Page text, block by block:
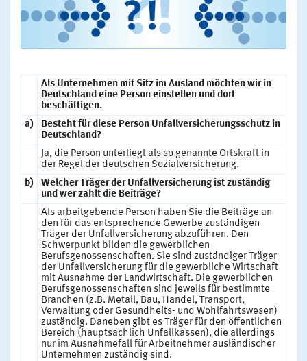
Als Unternehmen mit Sitz im Ausland möchten wir in
Deutschland eine Person einstellen und dort
beschäftigen.
a)
Besteht für diese Person Unfallversicherungsschutz in
Deutschland?
Ja, die Person unterliegt als so genannte Ortskraft in
der Regel der deutschen Sozialversicherung.
b)
Welcher Träger der Unfallversicherung ist zuständig
und wer zahlt die Beiträge?
Als arbeitgebende Person haben Sie die Beiträge an
den für das entsprechende Gewerbe zuständigen
Träger der Unfallversicherung abzuführen. Den
Schwerpunkt bilden die gewerblichen
Berufsgenossenschaften. Sie sind zuständiger Träger
der Unfallversicherung für die gewerbliche Wirtschaft
mit Ausnahme der Landwirtschaft. Die gewerblichen
Berufsgenossenschaften sind jeweils für bestimmte
Branchen (z.B. Metall, Bau, Handel, Transport,
Verwaltung oder Gesundheits- und Wohlfahrtswesen)
zuständig. Daneben gibt es Träger für den öffentlichen
Bereich (hauptsächlich Unfallkassen), die allerdings
nur im Ausnahmefall für Arbeitnehmer ausländischer
Unternehmen zuständig sind.